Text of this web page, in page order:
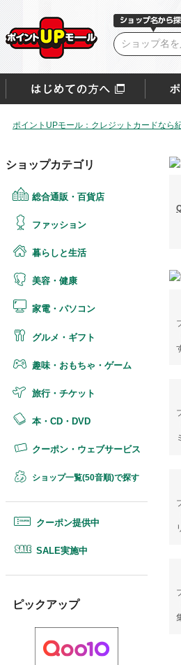
ポイントUPモール：クレジットカードなら
ショップカテゴリ
総合通販・百貨店
ファッション
暮らしと生活
美容・健康
家電・パソコン
グルメ・ギフト
趣味・おもちゃ・ゲーム
旅行・チケット
本・CD・DVD
クーポン・ウェブサービス
ショップ一覧(50音順)で探す
クーポン提供中
SALE実施中
ピックアップ